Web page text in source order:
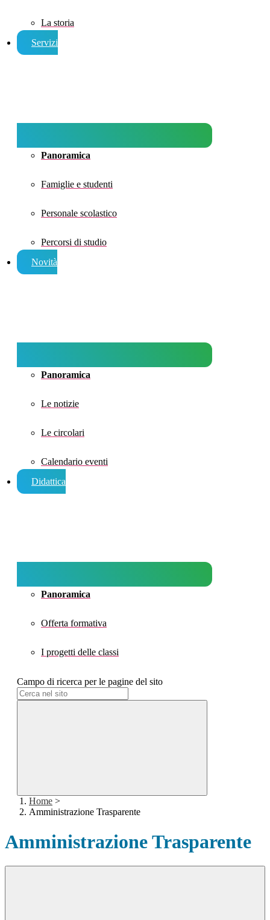
La storia
Servizi
Panoramica
Famiglie e studenti
Personale scolastico
Percorsi di studio
Novità
Panoramica
Le notizie
Le circolari
Calendario eventi
Didattica
Panoramica
Offerta formativa
I progetti delle classi
Campo di ricerca per le pagine del sito
Home >
Amministrazione Trasparente
Amministrazione Trasparente